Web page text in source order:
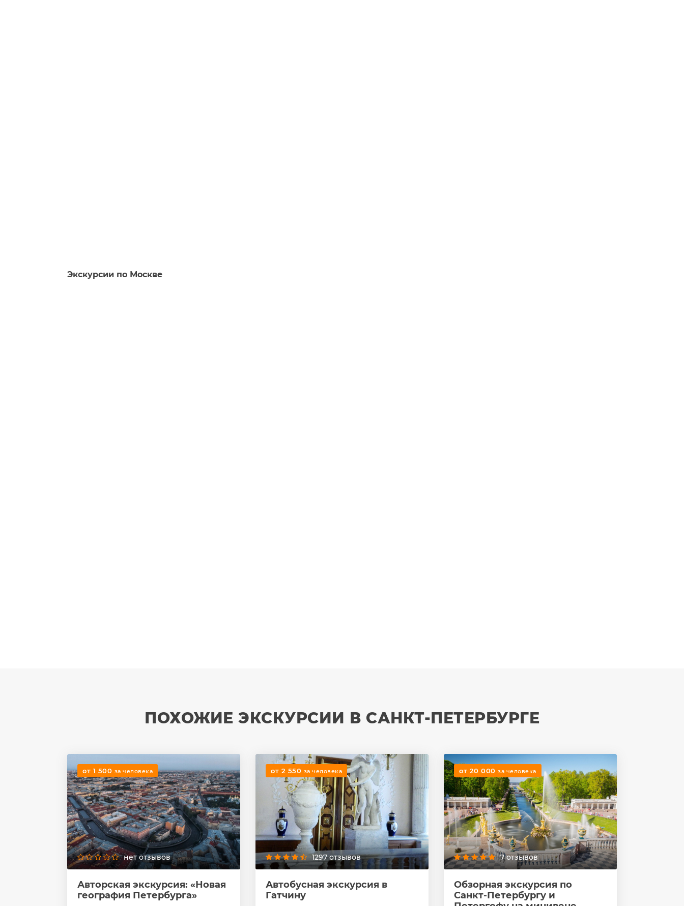
Экскурсии по Москве
ПОХОЖИЕ ЭКСКУРСИИ В САНКТ-ПЕТЕРБУРГЕ
от 1 500 за человека
нет отзывов
Авторская экскурсия: «Новая
география Петербурга»
от 2 550 за человека
1297 отзывов
Автобусная экскурсия в
Гатчину
от 20 000 за человека
7 отзывов
Обзорная экскурсия по
Санкт-Петербургу и